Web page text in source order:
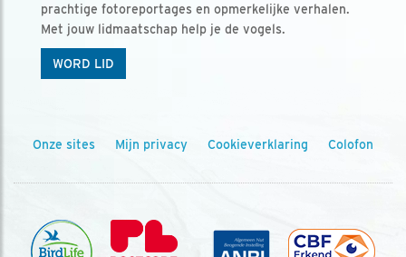
prachtige fotoreportages en opmerkelijke verhalen.
Met jouw lidmaatschap help je de vogels.
WORD LID
Onze sites Mijn privacy Cookieverklaring Colofon